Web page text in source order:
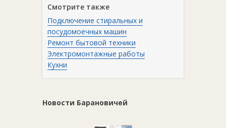
Смотрите также
Подключение стиральных и
посудомоечных машин
Ремонт бытовой техники
Электромонтажные работы
Кухни
Новости Барановичей